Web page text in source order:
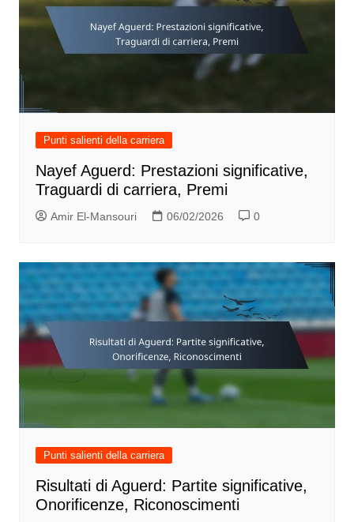
Punti salienti della carriera
Nayef Aguerd: Prestazioni significative,
Traguardi di carriera, Premi
Amir El-Mansouri 06/02/2026 0
Punti salienti della carriera
Risultati di Aguerd: Partite significative,
Onorificenze, Riconoscimenti